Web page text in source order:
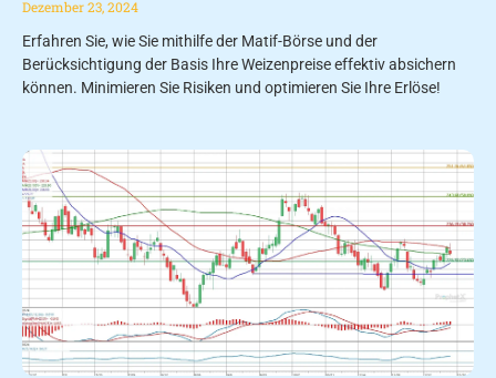
Dezember 23, 2024
Erfahren Sie, wie Sie mithilfe der Matif-Börse und der
Berücksichtigung der Basis Ihre Weizenpreise effektiv absichern
können. Minimieren Sie Risiken und optimieren Sie Ihre Erlöse!